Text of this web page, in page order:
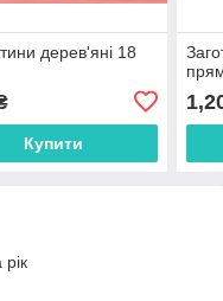
дерев'яні 18
Купити